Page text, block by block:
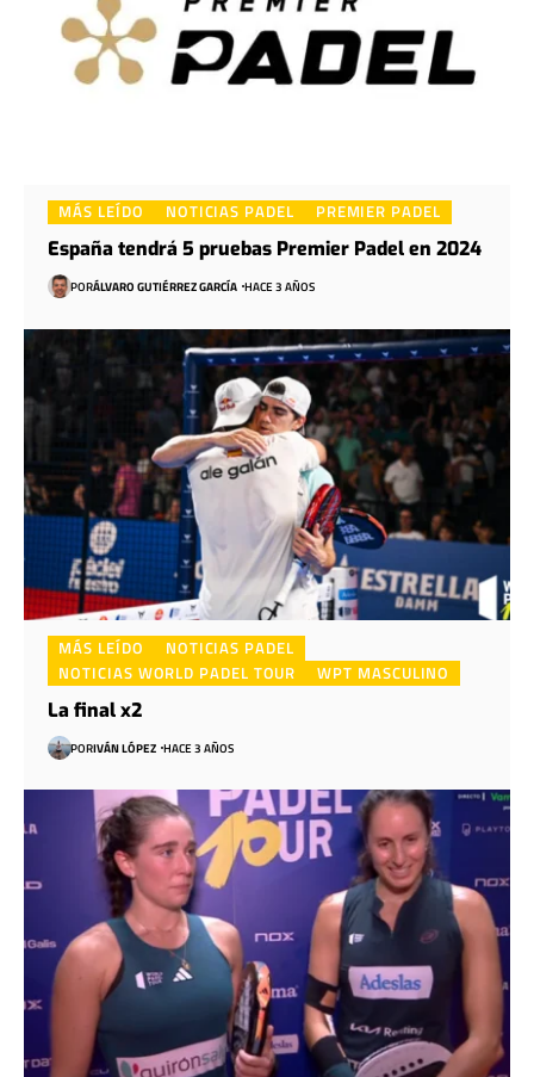
MÁS LEÍDO NOTICIAS PADEL PREMIER PADEL
España tendrá 5 pruebas Premier Padel en 2024
PORÁLVARO GUTIÉRREZ GARCÍA HACE 3 AÑOS
MÁS LEÍDO
NOTICIAS PADEL
NOTICIAS WORLD PADEL TOUR
WPT MASCULINO
La final x2
PORIVÁN LÓPEZ HACE 3 AÑOS